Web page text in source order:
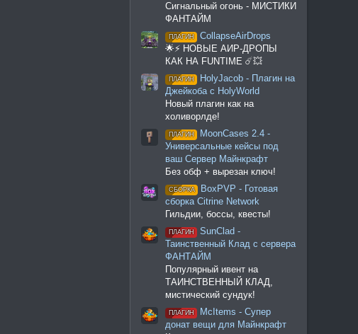
Сигнальный огонь - МИСТИКИ
ФАНТАЙМ
ПЛАГИН
CollapseAirDrops
🌟⚡️ НОВЫЕ АИР-ДРОПЫ
КАК НА FUNTIME ☄️💥
ПЛАГИН
HolyJacob - Плагин на
Джейкоба с HolyWorld
Новый плагин как на
холиворлде!
ПЛАГИН
MoonCases 2.4 -
Универсальные кейсы под
ваш Сервер Майнкрафт
Без обф + вырезан ключ!
СБОРКА
BoxPVP - Готовая
сборка Citrine Network
Гильдии, боссы, квесты!
ПЛАГИН
SunClad -
Таинственный Клад с сервера
ФАНТАЙМ
Популярный ивент на
ТАИНСТВЕННЫЙ КЛАД,
мистический сундук!
ПЛАГИН
McItems - Супер
донат вещи для Майнкрафт